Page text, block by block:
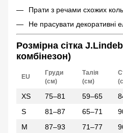
Прати з речами схожих
Не прасувати декоративні
Розмірна сітка
комбінезон)
EU
Груди
(см)
Талія
(см)
XS 75–81 59–65
S
81–87 65–71
M
87–93 71–77